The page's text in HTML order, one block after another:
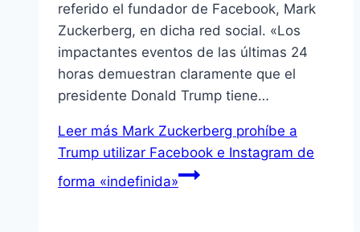
referido el fundador de Facebook, Mark
Zuckerberg, en dicha red social. «Los
impactantes eventos de las últimas 24
horas demuestran claramente que el
presidente Donald Trump tiene…
Leer más Mark Zuckerberg prohíbe a
Trump utilizar Facebook e Instagram de
forma «indefinida»